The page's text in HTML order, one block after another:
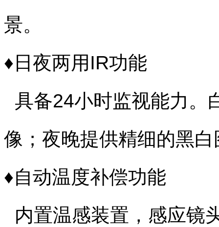
景。
♦日夜两用IR功能
具备24小时监视能力。
像；夜晚提供精细的黑白
♦自动温度补偿功能
内置温感装置，感应镜